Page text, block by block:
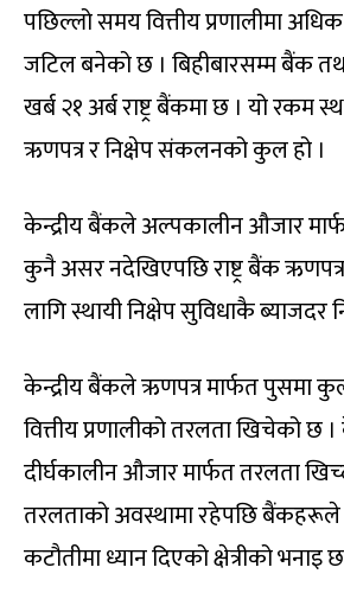
पछिल्लो समय वित्तीय प्रणालीमा
जटिल बनेको छ । बिहीबारसम्म बैंक
खर्ब २१ अर्ब राष्ट्र बैंकमा छ । यो रकम
ऋणपत्र र निक्षेप संकलनको कुल हो ।
केन्द्रीय बैंकले अल्पकालीन औजार
कुनै असर नदेखिएपछि राष्ट्र बैंक
लागि स्थायी निक्षेप सुविधाकै ब्याजदर
केन्द्रीय बैंकले ऋणपत्र मार्फत पुसमा
वित्तीय प्रणालीको तरलता खिचेको छ
दीर्घकालीन औजार मार्फत तरलता
तरलताको अवस्थामा रहेपछि बैंकहरूले
कटौतीमा ध्यान दिएको क्षेत्रीको भनाइ